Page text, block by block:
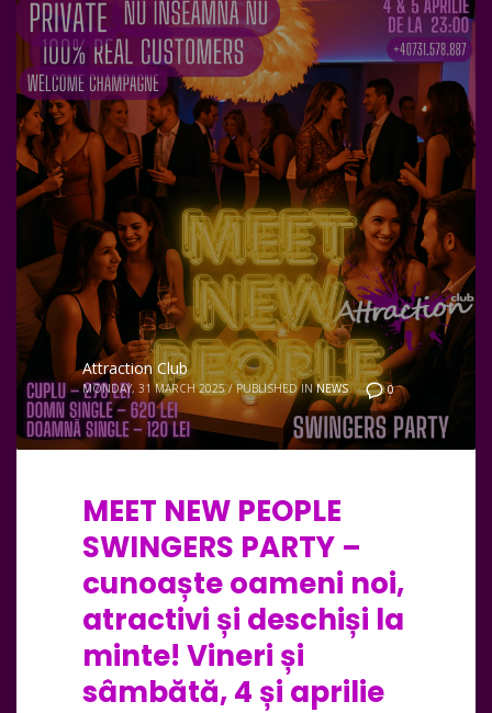
0
Attraction Club
MONDAY, 31 MARCH 2025 / PUBLISHED IN NEWS
MEET NEW PEOPLE
SWINGERS PARTY –
cunoaște oameni noi,
atractivi și deschiși la
minte! Vineri și
sâmbătă, 4 și aprilie